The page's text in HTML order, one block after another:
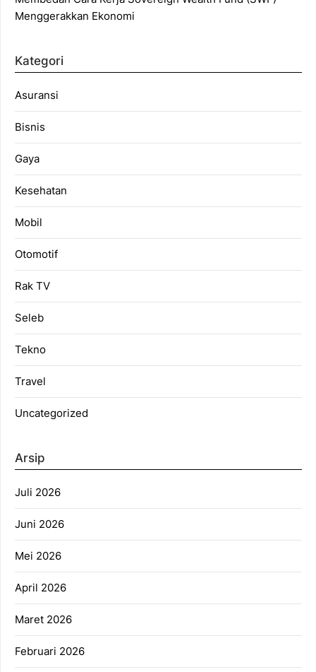
Menggerakkan Ekonomi
Kategori
Asuransi
Bisnis
Gaya
Kesehatan
Mobil
Otomotif
Rak TV
Seleb
Tekno
Travel
Uncategorized
Arsip
Juli 2026
Juni 2026
Mei 2026
April 2026
Maret 2026
Februari 2026